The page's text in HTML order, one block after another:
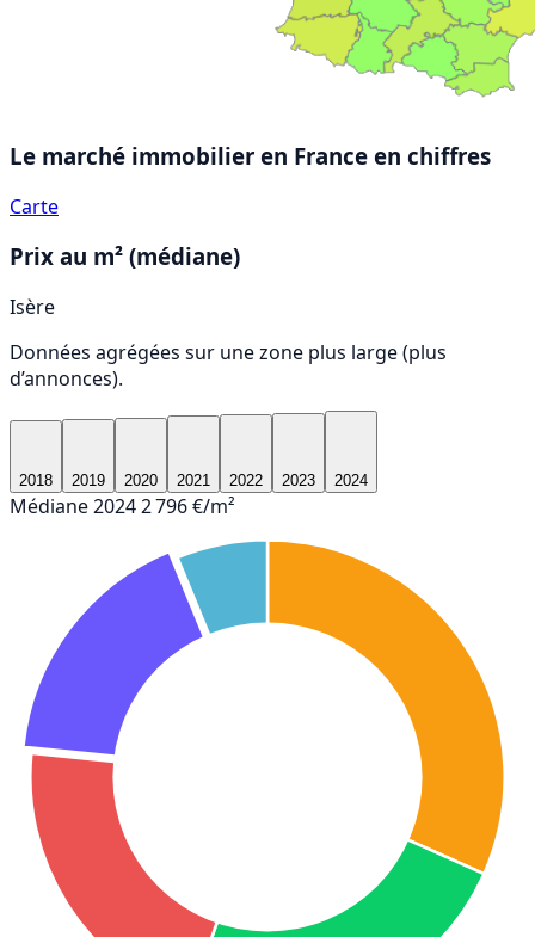
Le marché immobilier en France en chiffres
Carte
Prix au m² (médiane)
Isère
Données agrégées sur une zone plus large (plus
d’annonces).
2018 2019 2020 2021 2022 2023 2024
Médiane 20242 796 €/m²